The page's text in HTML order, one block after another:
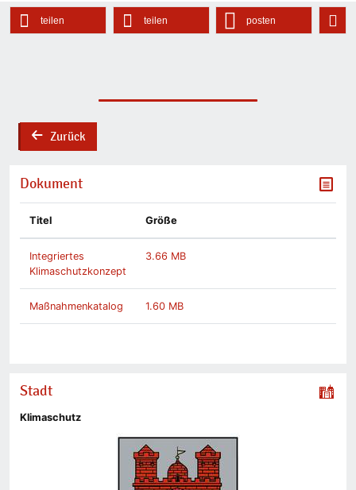
teilen teilen posten
backZurück
Dokument
Titel Größe
Integriertes
Klimaschutzkonzept
3.66 MB
Maßnahmenkatalog 1.60 MB
Stadt
Klimaschutz